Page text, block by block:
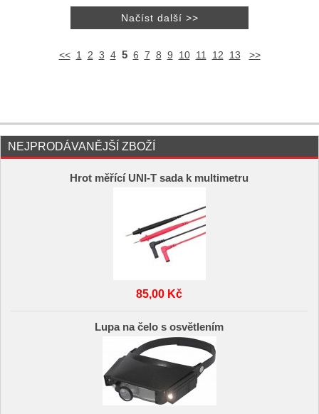
<< 1 2 3 4 5 6 7 8 9 10 11 12 13 >>
NEJPRODÁVANĚJŠÍ ZBOŽÍ
Hrot měřící UNI-T sada k multimetru
85,00 Kč
Lupa na čelo s osvětlením